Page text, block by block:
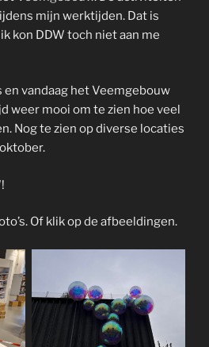
mijn werktijden. Dat is
kon DDW toch niet aan me
en vandaag het Veemgebouw
weer mooi om te zien hoe veel
Nog te zien op diverse locaties
!
Of klik op de afbeeldingen.